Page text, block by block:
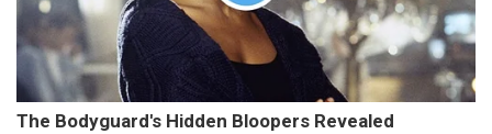
The Bodyguard's Hidden Bloopers Revealed